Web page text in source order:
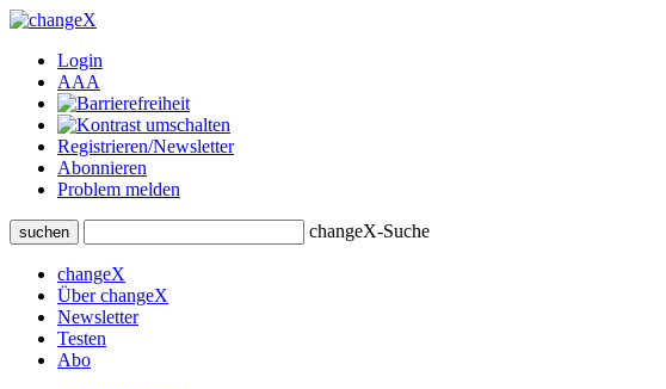
Login
AAA
Registrieren/Newsletter
Abonnieren
Problem melden
suchen changeX-Suche
changeX
Über changeX
Newsletter
Testen
Abo